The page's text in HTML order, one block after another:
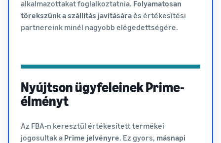
alkalmazottakat foglalkoztatnia. Folyamatosan
törekszünk a szállítás javításáraés értékesítési
partnereink minél nagyobb elégedettségére.
Nyújtson ügyfeleinek Prime-
élményt
Az FBA-n keresztül értékesített termékei
jogosultak a Prime jelvényre. Ez gyors, másnapi